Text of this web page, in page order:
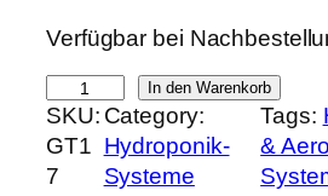
n
g
l
i
c
l
e
r
P
Verfügbar bei
r
o
w
In den Warenkorb
SKU:
GT1
7
Category:
Hydroponik-
Systeme
Tags:
&